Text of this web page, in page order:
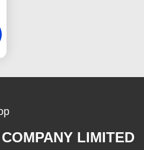
LIMITED